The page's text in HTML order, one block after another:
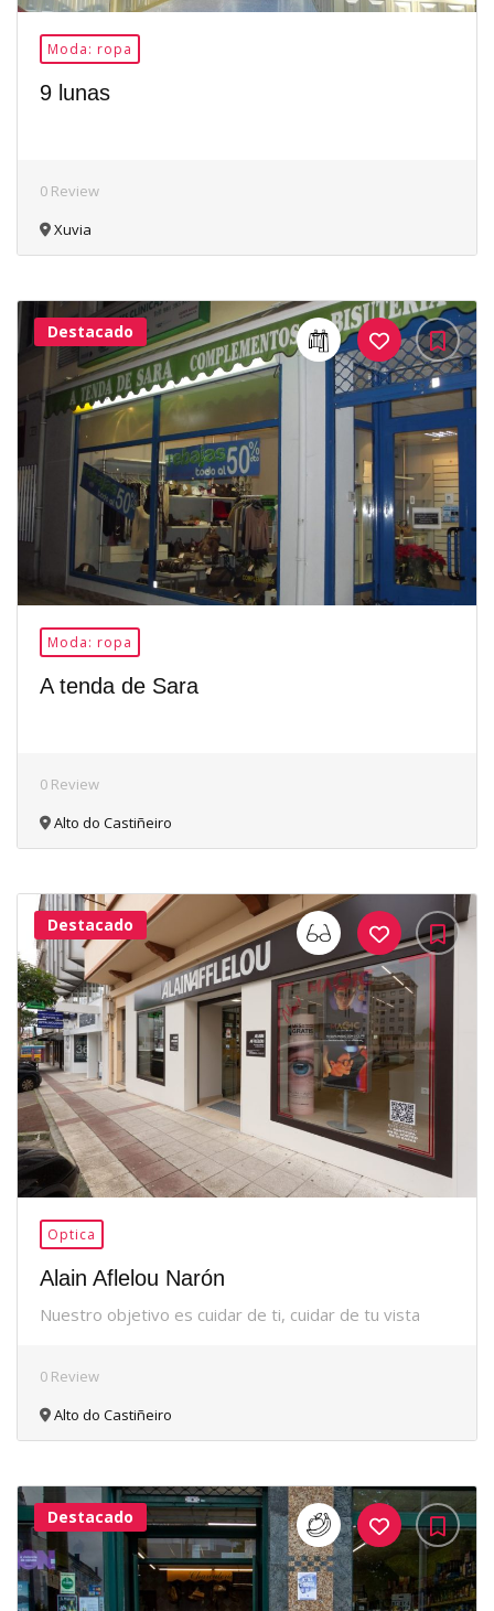
Moda: ropa
9 lunas
0 Review
Xuvia
40Me
Gusta
Destacado
Moda: ropa
A tenda de Sara
0 Review
Alto do Castiñeiro
33Me
Gusta
Destacado
Optica
Alain Aflelou Narón
Nuestro objetivo es cuidar de ti, cuidar de tu vista
0 Review
Alto do Castiñeiro
36Me
Gusta
Destacado